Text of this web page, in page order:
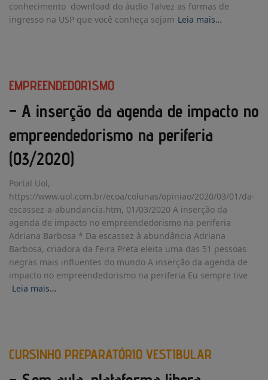
conhecimento download do áudio Talvez as formas de
ingresso na USP que você conheça sejam Leia mais…
EMPREENDEDORISMO
– A inserção da agenda de impacto no
empreendedorismo na periferia
(03/2020)
Portal Uol,
https://www.uol.com.br/ecoa/colunas/opiniao/2020/03/01/da-
escassez-a-abundancia.htm, 01/03/2020 A inserção da
agenda de impacto no empreendedorismo na periferia
Adriana Barbosa * Da escassez à abundância Adriana
Barbosa, criadora da Feira Preta eleita uma das 51 pessoas
negras mais influentes do mundo A inserção da agenda de
impacto no empreendedorismo na periferia Eu sempre tive
Leia mais…
CURSINHO PREPARATÓRIO VESTIBULAR